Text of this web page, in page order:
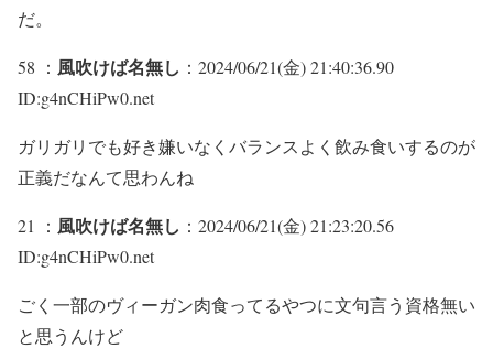
だ。
58 ： 風吹けば名無し ：2024/06/21(金) 21:40:36.90
ID:g4nCHiPw0.net
ガリガリでも好き嫌いなくバランスよく飲み食いするのが
正義だなんて思わんね
21 ： 風吹けば名無し ：2024/06/21(金) 21:23:20.56
ID:g4nCHiPw0.net
ごく一部のヴィーガン肉食ってるやつに文句言う資格無い
と思うんけど